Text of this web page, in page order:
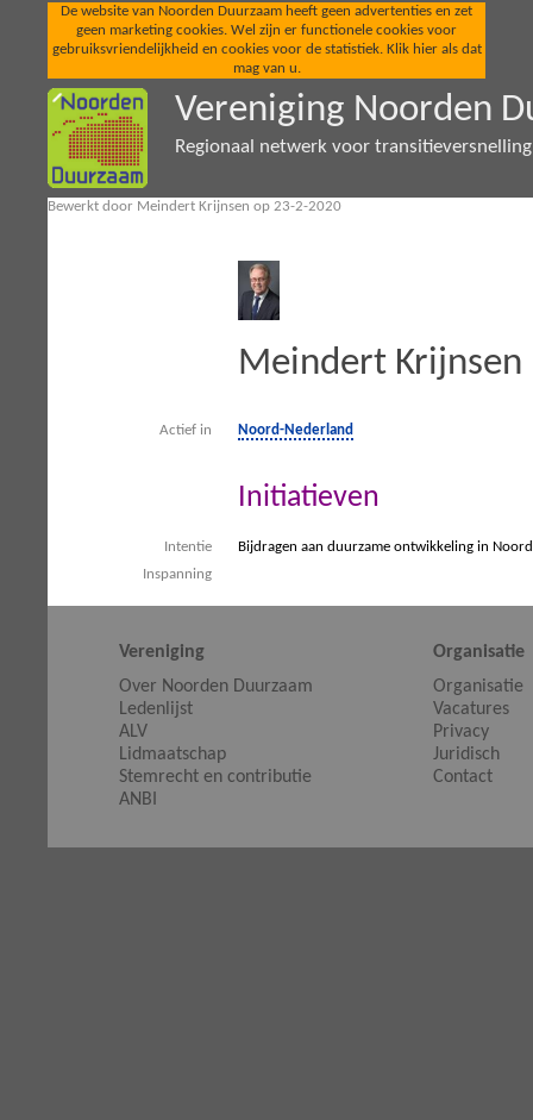
De website van Noorden Duurzaam heeft geen advertenties en zet
geen marketing cookies. Wel zijn er functionele cookies voor
gebruiksvriendelijkheid en cookies voor de statistiek. Klik hier als dat
mag van u.
Vereniging Noorden
Regionaal netwerk voor
Bewerkt door Meindert Krijnsen op 23-2-2020
Meindert Krijnsen
Actief in Noord-Nederland
Initiatieven
Intentie
Bijdragen aan duurzame ontwikkeling in
Inspanning
Vereniging
Over Noorden Duurzaam
Ledenlijst
ALV
Lidmaatschap
Stemrecht en contributie
ANBI
Organisatie
Organisatie
Vacatures
Privacy
Juridisch
Contact